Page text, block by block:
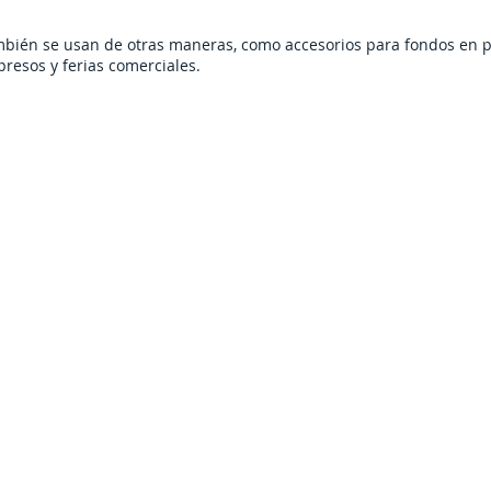
se usan de otras maneras, como accesorios para fondos en
y ferias comerciales.